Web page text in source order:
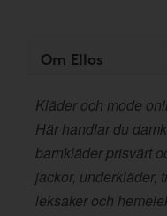
Om Ellos
Kläder och mode
Här handlar du
barnkläder prisvärt
jackor, underkläder,
leksaker och